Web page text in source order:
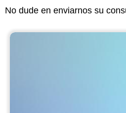
No dude en enviarnos su